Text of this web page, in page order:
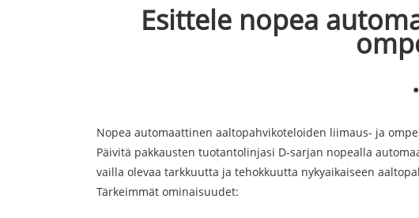
Esittele nopea
●
Nopea automaattinen aaltopahvikoteloiden liimaus- ja
Päivitä pakkausten tuotantolinjasi D-sarjan nopealla
vailla olevaa tarkkuutta ja tehokkuutta nykyaikaiseen
Tärkeimmät ominaisuudet: